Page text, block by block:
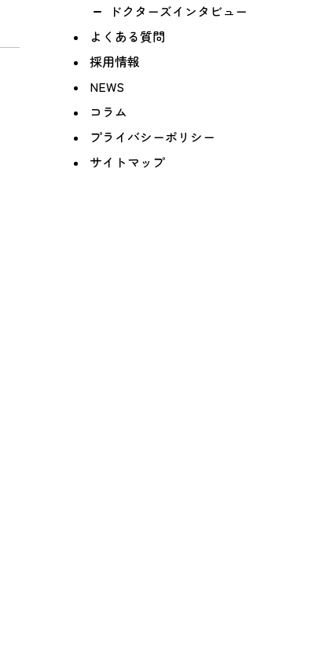
ドクターズインタビュー
よくある質問
採用情報
NEWS
コラム
プライバシーポリシー
サイトマップ